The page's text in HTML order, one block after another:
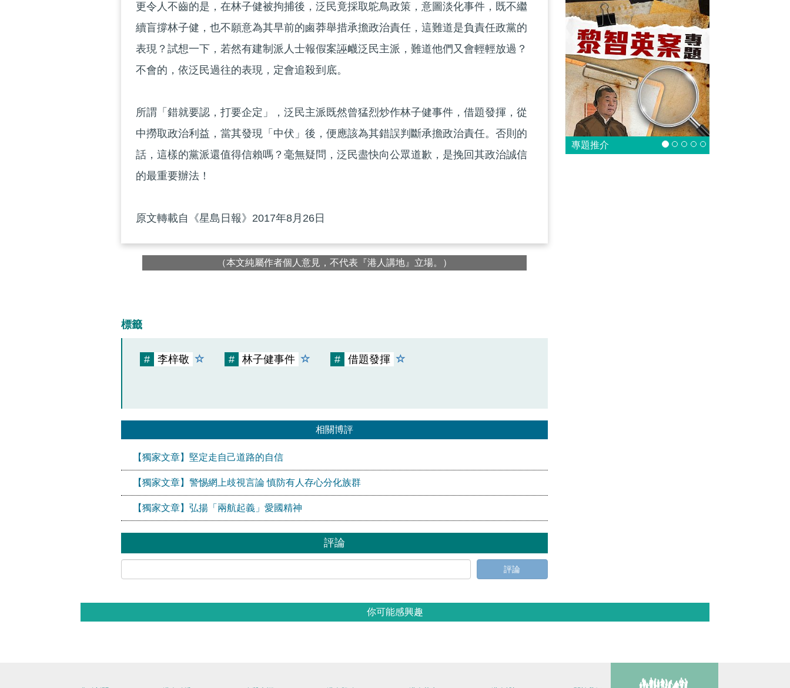
更令人不齒的是，在林子健被拘捕後，泛民竟採取鴕鳥政策，意圖淡化事件，既不繼
續盲撐林子健，也不願意為其早前的鹵莽舉措承擔政治責任，這難道是負責任政黨的
表現？試想一下，若然有建制派人士報假案誣衊泛民主派，難道他們又會輕輕放過？
不會的，依泛民過往的表現，定會追殺到底。
所謂「錯就要認，打要企定」，泛民主派既然曾猛烈炒作林子健事件，借題發揮，從
中撈取政治利益，當其發現「中伏」後，便應該為其錯誤判斷承擔政治責任。否則的
話，這樣的黨派還值得信賴嗎？毫無疑問，泛民盡快向公眾道歉，是挽回其政治誠信
的最重要辦法！
原文轉載自《星島日報》2017年8月26日
（本文純屬作者個人意見，不代表『港人講地』立場。）
標籤
# 李梓敬 # 林子健事件 # 借題發揮
相關博評
【獨家文章】堅定走自己道路的自信
【獨家文章】警惕網上歧視言論 慎防有人存心分化族群
【獨家文章】弘揚「兩航起義」愛國精神
評論
評論
專題推介
你可能感興趣